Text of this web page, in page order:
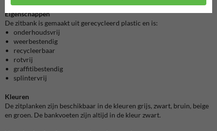
Eigenschappen
De zitbank is gemaakt uit gerecycleerd plastic en is:
onderhoudsvrij
weerbestendig
recycleerbaar
rotvrij
graffitibestendig
splintervrij
Kleuren
De zitplanken zijn beschikbaar in de kleuren grijs, zwart, bruin, beige
en groen. De bankvoeten zijn altijd in de kleur zwart.